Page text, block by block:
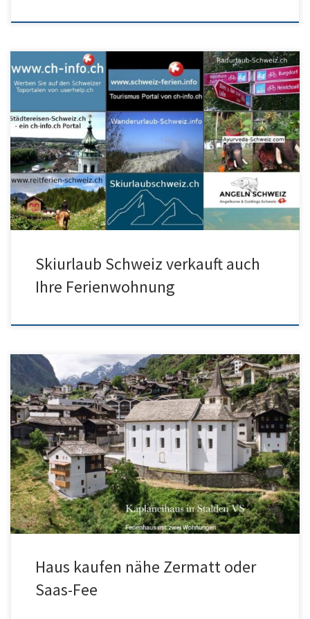
Ferienwohnung Arosa kaufen? Ist die Ferienwohnung Arosa noch
zu kaufen? Nein verkauft! Ferienwohnung verkaufen in Skigebiet
auf unseren Portalen findet […]
Skiurlaub Schweiz verkauft auch
Ihre Ferienwohnung
Haus kaufen nähe Zermatt in Stalden
Haus kaufen nähe Zermatt oder
Saas-Fee